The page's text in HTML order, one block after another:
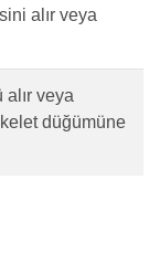
alır veya
veya
düğümüne